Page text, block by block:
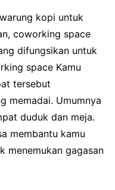
kopi untuk
coworking space
difungsikan untuk
space Kamu
tersebut
memadai. Umumnya
duduk dan meja.
membantu kamu
menemukan gagasan